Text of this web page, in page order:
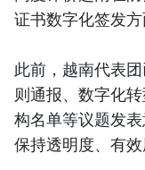
证书数字化签发方
此前，越南代表
则通报、数字化
构名单等议题发
保持透明度、有效